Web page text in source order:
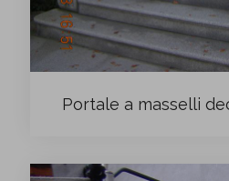
Portale a masselli